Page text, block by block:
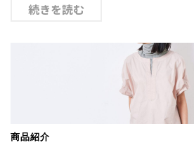
続きを読む
商品紹介